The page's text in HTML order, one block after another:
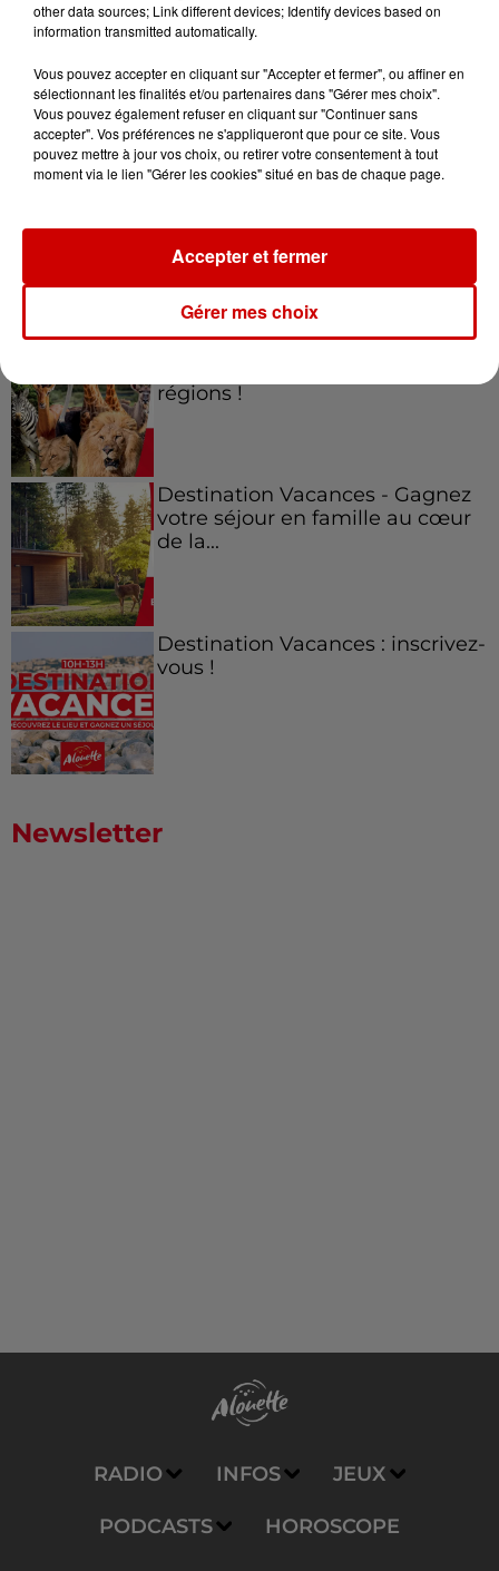
Jeux Voir plus
à Coulon !
Le Duel - Gagnez vos entrées
régions !
Destination Vacances - Gagnez
votre séjour en famille au cœur
de la...
Destination Vacances : inscrivez-
vous !
Newsletter
RADIO INFOS JEUX
PODCASTS HOROSCOPE
other data sources; Link different devices; Identify devices based on
information transmitted automatically.
Vous pouvez accepter en cliquant sur "Accepter et fermer", ou affiner en
sélectionnant les finalités et/ou partenaires dans "Gérer mes choix".
Vous pouvez également refuser en cliquant sur "Continuer sans
accepter". Vos préférences ne s'appliqueront que pour ce site. Vous
pouvez mettre à jour vos choix, ou retirer votre consentement à tout
moment via le lien "Gérer les cookies" situé en bas de chaque page.
Gérer mes choix
Accepter et fermer